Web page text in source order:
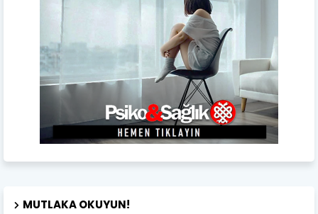
MUTLAKA OKUYUN!